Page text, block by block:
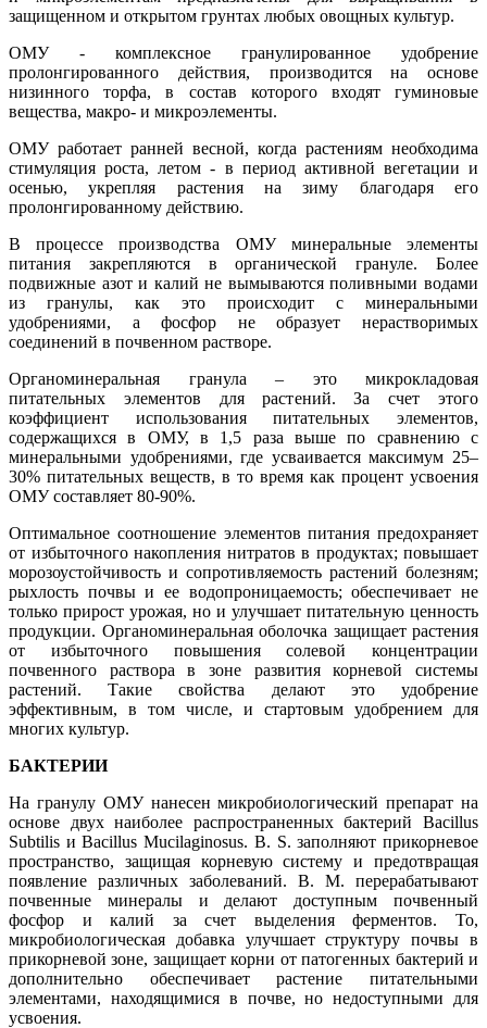
защищенном и открытом грунтах любых овощных культур.
ОМУ - комплексное гранулированное удобрение
пролонгированного действия, производится на основе
низинного торфа, в состав которого входят гуминовые
вещества, макро- и микроэлементы.
ОМУ работает ранней весной, когда растениям необходима
стимуляция роста, летом - в период активной вегетации и
осенью, укрепляя растения на зиму благодаря его
пролонгированному действию.
В процессе производства ОМУ минеральные элементы
питания закрепляются в органической грануле. Более
подвижные азот и калий не вымываются поливными водами
из гранулы, как это происходит с минеральными
удобрениями, а фосфор не образует нерастворимых
соединений в почвенном растворе.
Органоминеральная гранула – это микрокладовая
питательных элементов для растений. За счет этого
коэффициент использования питательных элементов,
содержащихся в ОМУ, в 1,5 раза выше по сравнению с
минеральными удобрениями, где усваивается максимум 25–
30% питательных веществ, в то время как процент усвоения
ОМУ составляет 80-90%.
Оптимальное соотношение элементов питания предохраняет
от избыточного накопления нитратов в продуктах; повышает
морозоустойчивость и сопротивляемость растений болезням;
рыхлость почвы и ее водопроницаемость; обеспечивает не
только прирост урожая, но и улучшает питательную ценность
продукции. Органоминеральная оболочка защищает растения
от избыточного повышения солевой концентрации
почвенного раствора в зоне развития корневой системы
растений. Такие свойства делают это удобрение
эффективным, в том числе, и стартовым удобрением для
многих культур.
БАКТЕРИИ
На гранулу ОМУ нанесен микробиологический препарат на
основе двух наиболее распространенных бактерий Bacillus
Subtilis и Bacillus Mucilaginosus. B. S. заполняют прикорневое
пространство, защищая корневую систему и предотвращая
появление различных заболеваний. B. M. перерабатывают
почвенные минералы и делают доступным почвенный
фосфор и калий за счет выделения ферментов. То,
микробиологическая добавка улучшает структуру почвы в
прикорневой зоне, защищает корни от патогенных бактерий и
дополнительно обеспечивает растение питательными
элементами, находящимися в почве, но недоступными для
усвоения.